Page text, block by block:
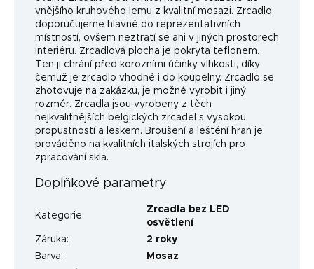
vnějšího kruhového lemu z kvalitní mosazi. Zrcadlo
doporučujeme hlavně do reprezentativních
místností, ovšem neztratí se ani v jiných prostorech
interiéru. Zrcadlová plocha je pokryta teflonem.
Ten ji chrání před korozními účinky vlhkosti, díky
čemuž je zrcadlo vhodné i do koupelny. Zrcadlo se
zhotovuje na zakázku, je možné vyrobit i jiný
rozměr. Zrcadla jsou vyrobeny z těch
nejkvalitnějších belgických zrcadel s vysokou
propustností a leskem. Broušení a leštění hran je
prováděno na kvalitních italských strojích pro
zpracování skla.
Doplňkové parametry
Kategorie:
Zrcadla bez LED
osvětlení
Záruka:
2 roky
Barva:
Mosaz